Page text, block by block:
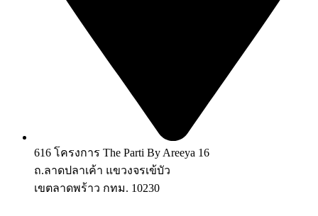
616 โครงการ The Parti By Areeya 16
ถ.ลาดปลาเค้า แขวงจรเข้บัว
เขตลาดพร้าว กทม. 10230